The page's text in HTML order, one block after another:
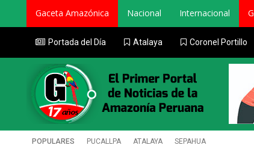
Gaceta Amazónica Nacional Internacional
Portada del Día Atalaya Coronel Portillo
POPULARES PUCALLPA ATALAYA SEPAHUA